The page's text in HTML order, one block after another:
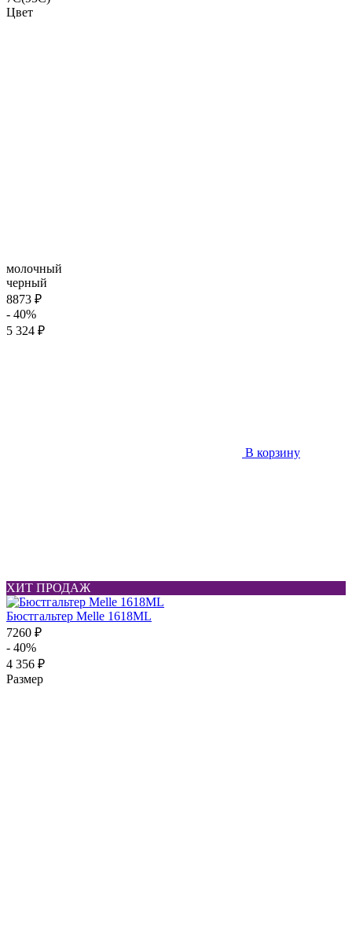
Цвет
молочный
черный
8873 ₽
- 40%
5 324 ₽
В корзину
ХИТ ПРОДАЖ
Бюстгальтер Melle 1618ML
7260 ₽
- 40%
4 356 ₽
Размер